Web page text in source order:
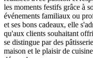
les moments festifs grâce à
événements familiaux ou
et ses bons cadeaux, elle
qu'aux clients souhaitant
se distingue par des
maison et le plaisir de